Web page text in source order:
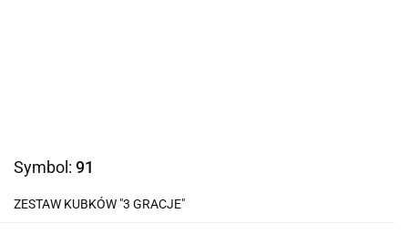
Symbol: 91
ZESTAW KUBKÓW "3 GRACJE"